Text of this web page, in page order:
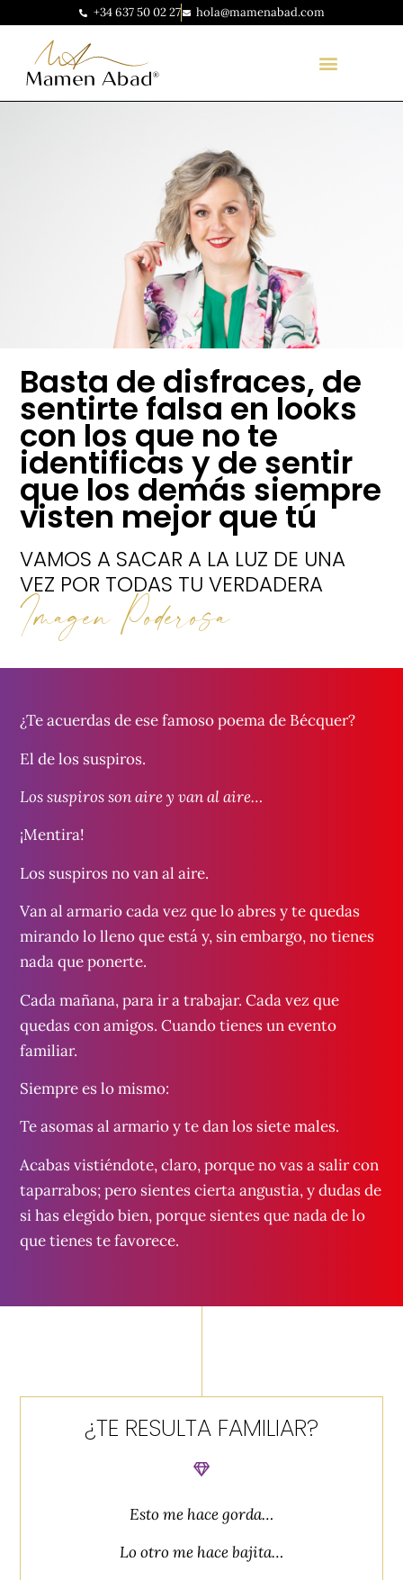
+34 637 50 02 27 hola@mamenabad.com
Basta de disfraces, de
sentirte falsa en looks
con los que no te
identificas y de sentir
que los demás siempre
visten mejor que tú
VAMOS A SACAR A LA LUZ DE UNA
VEZ POR TODAS TU VERDADERA
Imagen Poderosa
¿Te acuerdas de ese famoso poema de Bécquer?
El de los suspiros.
Los suspiros son aire y van al aire…
¡Mentira!
Los suspiros no van al aire.
Van al armario cada vez que lo abres y te quedas
mirando lo lleno que está y, sin embargo, no tienes
nada que ponerte.
Cada mañana, para ir a trabajar. Cada vez que
quedas con amigos. Cuando tienes un evento
familiar.
Siempre es lo mismo:
Te asomas al armario y te dan los siete males.
Acabas vistiéndote, claro, porque no vas a salir con
taparrabos; pero sientes cierta angustia, y dudas de
si has elegido bien, porque sientes que nada de lo
que tienes te favorece.
¿TE RESULTA FAMILIAR?
Esto me hace gorda…
Lo otro me hace bajita…